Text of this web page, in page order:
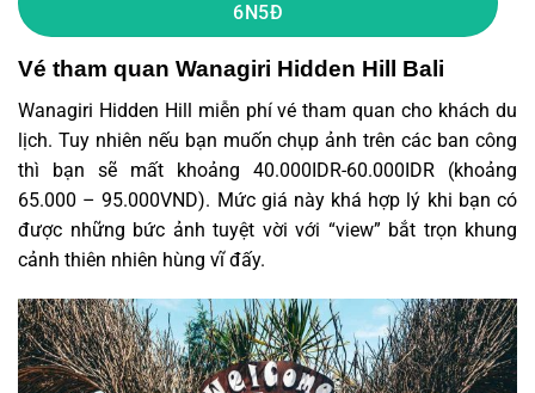
6N5Đ
Vé tham quan Wanagiri Hidden Hill Bali
Wanagiri Hidden Hill miễn phí vé tham quan cho khách du
lịch. Tuy nhiên nếu bạn muốn chụp ảnh trên các ban công
thì bạn sẽ mất khoảng 40.000IDR-60.000IDR (khoảng
65.000 – 95.000VND). Mức giá này khá hợp lý khi bạn có
được những bức ảnh tuyệt vời với “view” bắt trọn khung
cảnh thiên nhiên hùng vĩ đấy.